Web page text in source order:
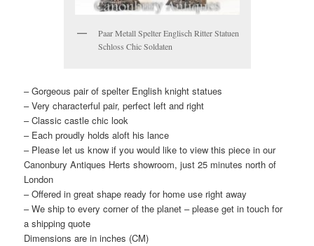
Paar Metall Spelter Englisch Ritter Statuen
Schloss Chic Soldaten
– Gorgeous pair of spelter English knight statues
– Very characterful pair, perfect left and right
– Classic castle chic look
– Each proudly holds aloft his lance
– Please let us know if you would like to view this piece in our
Canonbury Antiques Herts showroom, just 25 minutes north of
London
– Offered in great shape ready for home use right away
– We ship to every corner of the planet – please get in touch for
a shipping quote
Dimensions are in inches (CM)